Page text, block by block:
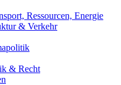
Ressourcen, Energie
& Verkehr
& Recht